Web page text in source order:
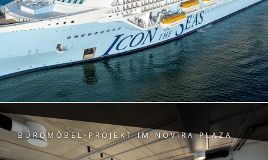
BÜROMÖBEL-PROJEKT IM NOVIRA PLAZA